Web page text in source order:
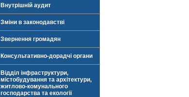
Внутрішній аудит
Зміни в законодавстві
Звернення громадян
Консультативно-дорадчі органи
Відділ інфраструктури,
містобудування та архітектури,
житлово-комунального
господарства та екології